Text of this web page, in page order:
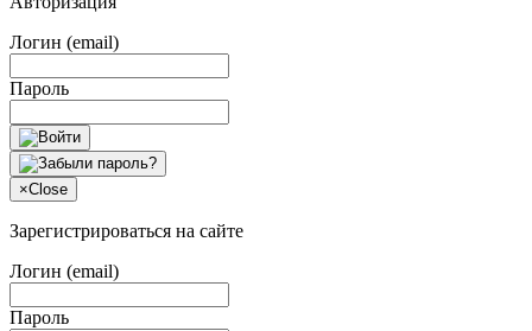
Логин (email)
Пароль
×Close
Зарегистрироваться на сайте
Логин (email)
Пароль